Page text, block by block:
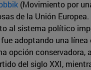
(Movimiento por
de la Unión
al sistema político
adoptando una
opción
del siglo XXI,